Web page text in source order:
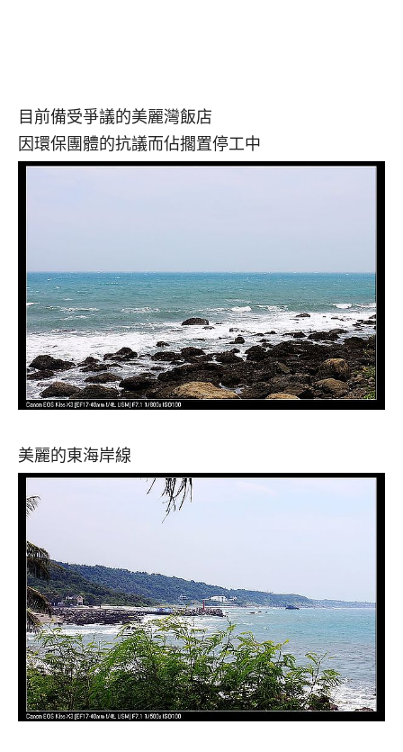
目前備受爭議的美麗灣飯店
因環保團體的抗議而佔擱置停工中
美麗的東海岸線